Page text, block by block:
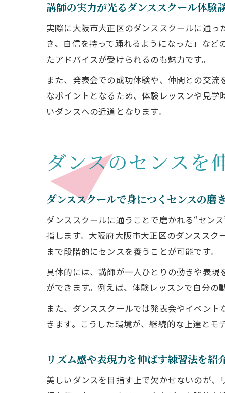
講師の実力が光るダンススクール体験
実際に大阪市大正区のダンススクールに通
き、自信を持って踊れるようになった」な
たアドバイスが受けられるのも魅力です。
また、発表会での成功体験や、仲間との交
なポイントとなるため、体験レッスンや見
いダンスへの近道となります。
ダンスのセンスを
ダンススクールで身につくセンスの磨
ダンススクールに通うことで磨かれる“セン
指します。大阪府大阪市大正区のダンスス
まで段階的にセンスを養うことが可能です。
具体的には、講師が一人ひとりの動きや表
ができます。例えば、体験レッスンで自分の
また、ダンススクールでは発表会やイベン
きます。こうした環境が、継続的な上達とモ
リズム感や表現力を伸ばす練習法を紹
美しいダンスを目指す上で欠かせないのが、